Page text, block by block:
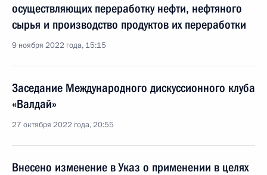
осуществляющих переработку нефти, нефтяного
сырья и производство продуктов их переработки
9 ноября 2022 года, 15:15
Заседание Международного дискуссионного клуба
«Валдай»
27 октября 2022 года, 20:55
Внесено изменение в Указ о применении в целях